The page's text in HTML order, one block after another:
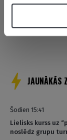
pagination
JAUNĀKĀS
Šodien 15:41
Lielisks kurss uz
noslēdz grupu